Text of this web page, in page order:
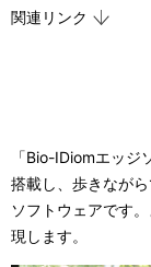
関連リンク
「Bio-IDiomエッジ
搭載し、歩きなが
ソフトウェアです
現します。